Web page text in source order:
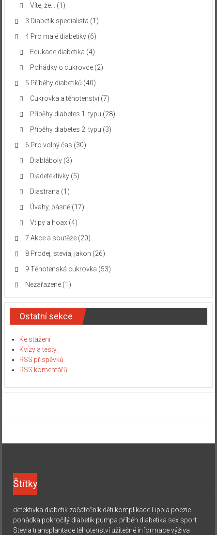
Víte, že…
(1)
3 Diabetik specialista (1)
4 Pro malé diabetiky(6)
Edukace diabetika (4)
Pohádky o cukrovce(2)
5 Příběhy diabetiků (40)
Cukrovka a těhotenství(7)
Příběhy diabetes 1. typu (28)
Příběhy diabetes 2. typu (3)
6 Pro volný čas (30)
Diabláboly(3)
Diadetektivky(5)
Diastrana (1)
Úvahy, básně(17)
Vtipy a hoax (4)
7 Akce a soutěže(20)
8 Prodej, stevia, jakon (26)
9 Těhotenská cukrovka (53)
Nezařazené(1)
Ostatní sekce
Ke stažení
Kvízy a testy
RSS příspěvků
RSS komentářů
Štítky
detektivka diabetik začátečník děti komplikace Lippia poezie
pohádka pokročilý diabetik pumpa příběh diabetika sex sport
Stevia transplantace těhotenství užitečné informace výživa